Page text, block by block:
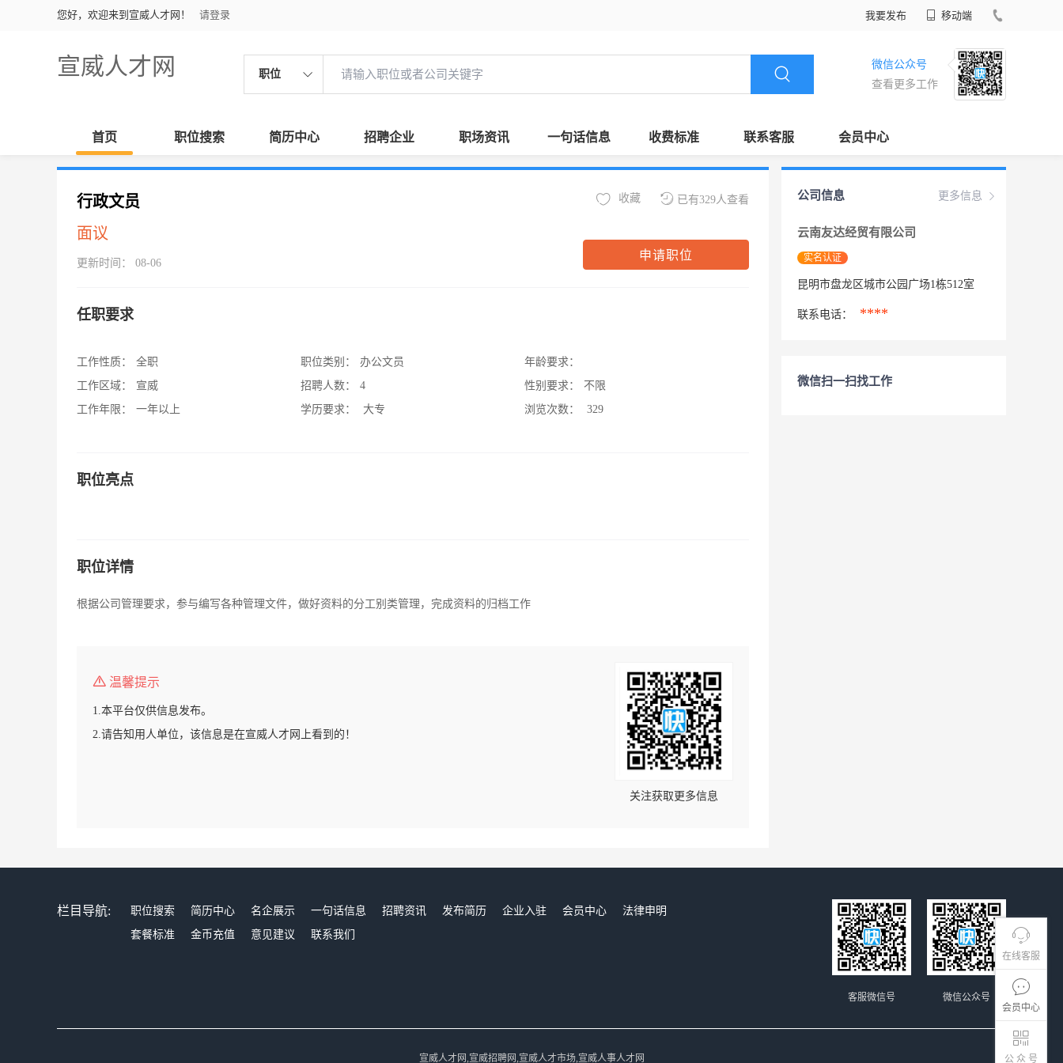
您好，欢迎来到宣威人才网！ 请登录 我要发布 移动端
宣威人才网 职位
微信公众号
查看更多工作
首页 职位搜索 简历中心 招聘企业 职场资讯 一句话信息 收费标准 联系客服 会员中心
在线客服
会员中心
公 众 号
行政文员
面议
更新时间： 08-06
已有329人查看
收藏
申请职位
任职要求
工作性质：
全职
工作区域：
宣威
工作年限：
一年以上
职位类别：
办公文员
招聘人数：
4
学历要求：
大专
年龄要求：
性别要求：
不限
浏览次数：
329
职位亮点
职位详情
根据公司管理要求，参与编写各种管理文件，做好资料的分工别类管理，完成资料的归档工作
温馨提示
1.本平台仅供信息发布。
2.请告知用人单位，该信息是在宣威人才网上看到的！
关注获取更多信息
更多信息
公司信息
云南友达经贸有限公司
实名认证
昆明市盘龙区城市公园广场1栋512室
联系电话： ****
微信扫一扫找工作
栏目导航: 职位搜索 简历中心 名企展示 一句话信息 招聘资讯 发布简历 企业入驻 会员中心
法律申明
套餐标准
金币充值 意见建议 联系我们
微信公众号
客服微信号
宣威人才网,宣威招聘网,宣威人才市场,宣威人事人才网